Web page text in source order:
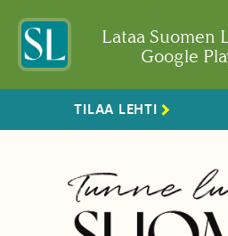
Lataa Suomen
Google
TILAA LEHTI